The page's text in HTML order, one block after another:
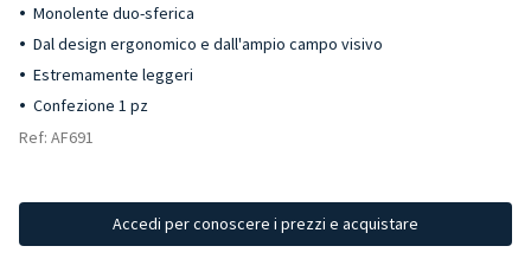
Monolente duo-sferica
Dal design ergonomico e dall'ampio campo visivo
Estremamente leggeri
Confezione 1 pz
Ref: AF691
Accedi per conoscere i prezzi e acquistare